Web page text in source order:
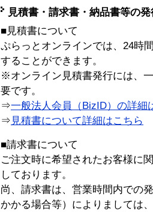
見積書・請求書・納品書等の
■見積書について
ぷらっとオンラインでは、24時
することができます。
※オンライン見積書発行には、
要です。
⇒一般法人会員（BizID）の詳細
⇒ 見積書について詳細はこちら
■請求書について
ご注文時に希望されたお客様に
しております。
尚、請求書は、営業時間内での
かかる場合等）によりましては